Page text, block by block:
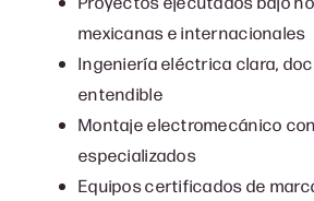
mexicanas e internacionales
Ingeniería eléctrica clara,
entendible
Montaje electromecánico
especializados
Equipos certificados de